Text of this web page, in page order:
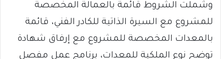
وشملت الشروط قائمة بالعمالة المخصصة
للمشروع مع السيرة الذاتية للكادر الفني، قائمة
بالمعدات المخصصة للمشروع مع إرفاق شهادة
توضح نوع الملكية للمعدات، برنامج عمل مفصل